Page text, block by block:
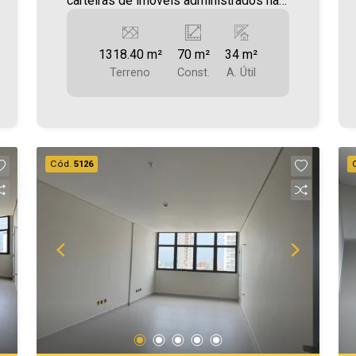
venda. Confira mais uma de nossas
opções. Sala Comercial localizada no
1318.40 m²
Terreno
70 m²
Const.
34 m²
A. Útil
Cód. 5126